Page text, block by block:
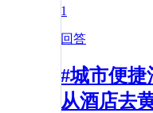
1
回答
#城市便
从酒店去